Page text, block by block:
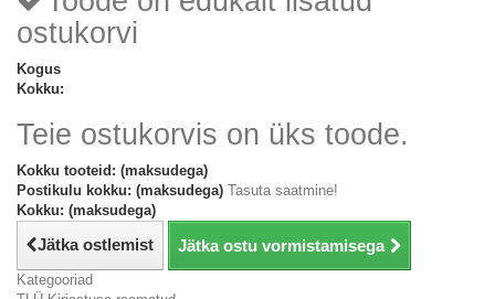
ostukorvi
Kogus
Kokku:
Teie ostukorvis on üks toode.
Kokku tooteid: (maksudega)
Postikulu kokku: (maksudega) Tasuta saatmine!
Kokku: (maksudega)
Jätka ostlemist Jätka ostu vormistamisega
Kategooriad